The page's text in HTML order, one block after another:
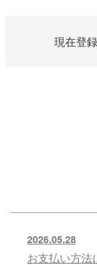
現在登
2026.05.28
お支払い方法